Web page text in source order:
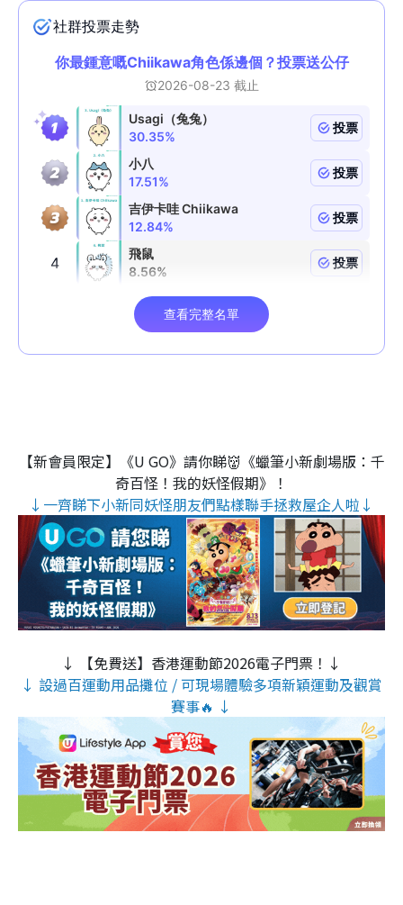
【新會員限定】《U GO》請你睇👹《蠟筆小新劇場版：千
奇百怪！我的妖怪假期》！
↓一齊睇下小新同妖怪朋友們點樣聯手拯救屋企人啦↓
↓ 【免費送】香港運動節2026電子門票！↓
↓ 設過百運動用品攤位 / 可現場體驗多項新穎運動及觀賞
賽事🔥 ↓